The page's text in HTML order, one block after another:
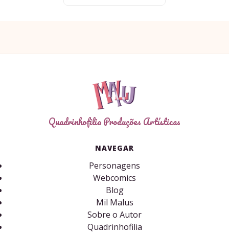
Quadrinhofilia Produções Artísticas
NAVEGAR
Personagens
Webcomics
Blog
Mil Malus
Sobre o Autor
Quadrinhofilia